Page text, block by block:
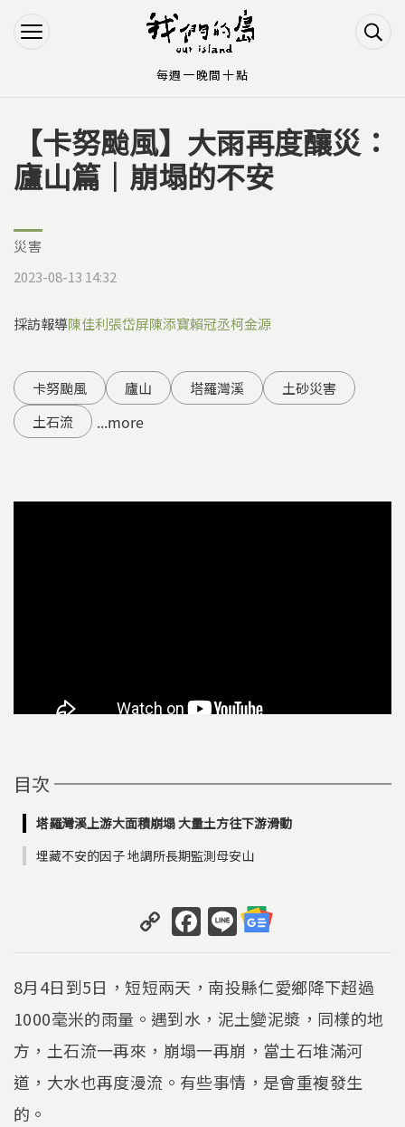
Jump to Navigation
Jump to Main content
您在這裡
【卡努颱風】大雨再度釀災：
廬山篇｜崩塌的不安
災害
2023-08-13 14:32
採訪報導陳佳利張岱屏陳添寶賴冠丞柯金源
卡努颱風 廬山 塔羅灣溪
土砂災害
土石流
...more
目次
塔羅灣溪上游大面積崩塌 大量土方往下游滑動
埋藏不安的因子 地調所長期監測母安山
C
o
p
y
Li
n
k
F
a
c
e
b
o
o
Li
n
e
8月4日到5日，短短兩天，南投縣仁愛鄉降下超過
1000毫米的雨量。遇到水，泥土變泥漿，同樣的地
方，土石流一再來，崩塌一再崩，當土石堆滿河
道，大水也再度漫流。有些事情，是會重複發生
的。
每週一晚間十點